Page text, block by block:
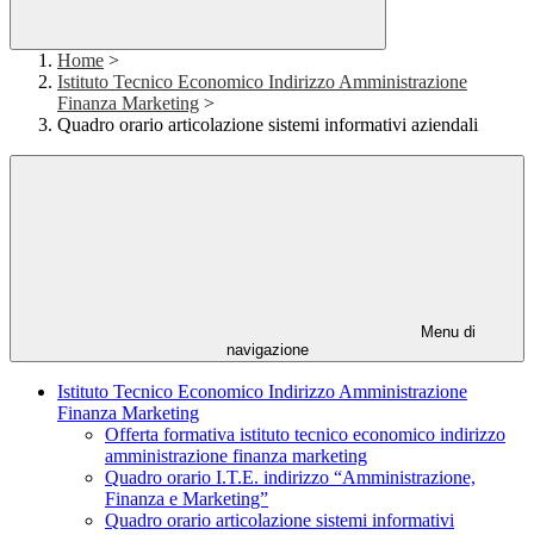
Home >
Istituto Tecnico Economico Indirizzo Amministrazione
Finanza Marketing >
Quadro orario articolazione sistemi informativi aziendali
Menu di
navigazione
Istituto Tecnico Economico Indirizzo Amministrazione
Finanza Marketing
Offerta formativa istituto tecnico economico indirizzo
amministrazione finanza marketing
Quadro orario I.T.E. indirizzo “Amministrazione,
Finanza e Marketing”
Quadro orario articolazione sistemi informativi